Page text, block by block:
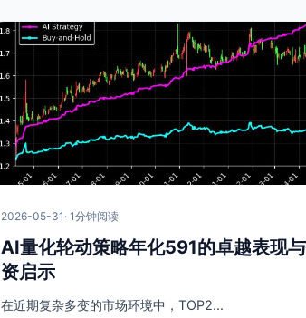
2026-05-31 · 1分钟阅读
AI量化轮动策略年化591的卓越表现
资启示
在近期复杂多变的市场环境中，TOP2...